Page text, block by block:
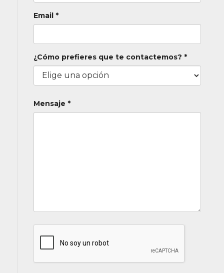
Email *
¿Cómo prefieres que te contactemos? *
Mensaje *